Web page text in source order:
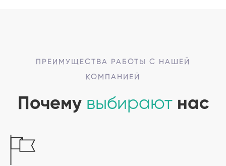
ПРЕИМУЩЕСТВА РАБОТЫ С НАШЕЙ
КОМПАНИЕЙ
Почему выбираютнас